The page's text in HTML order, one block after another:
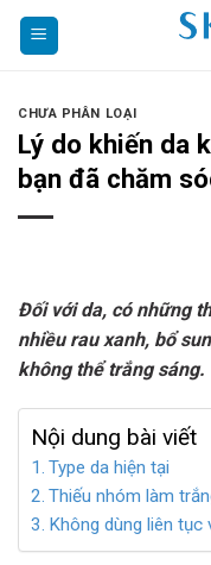
Skip
CHƯA PHÂN LOẠI
Lý do khiến da
bạn đã chăm
Đối với da, có những
nhiều rau xanh, bổ
không thể trắng sáng.
Nội dung bài viết
Type da hiện tại
Thiếu nhóm làm
Không dùng liên tục